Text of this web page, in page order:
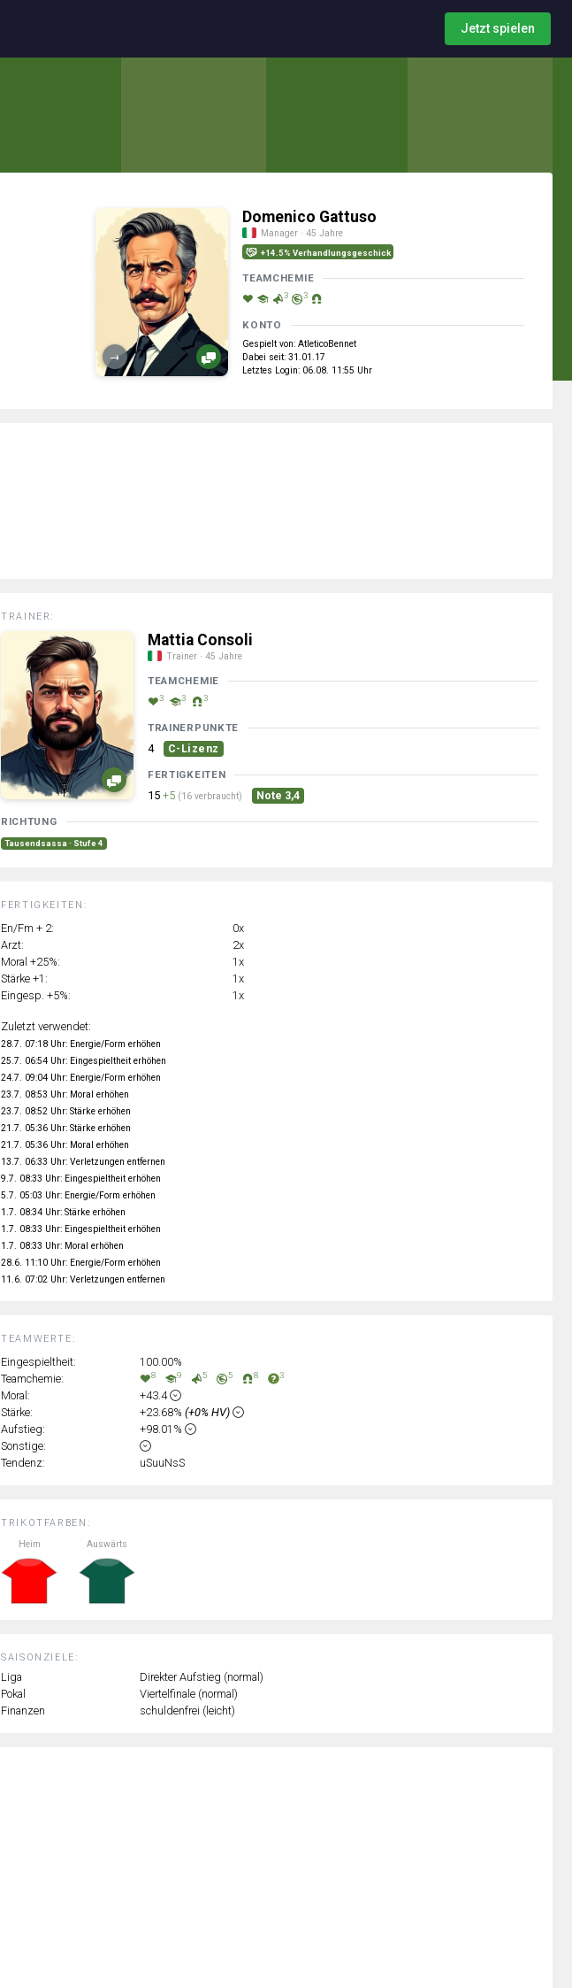
Jetzt spielen
→
Domenico Gattuso
Manager · 45 Jahre
+14.5% Verhandlungsgeschick
TEAMCHEMIE
3 3
KONTO
Gespielt von: AtleticoBennet
Dabei seit: 31.01.17
Letztes Login: 06.08. 11:55 Uhr
TRIKOTFARBEN:
Heim
Auswärts
SAISONZIELE:
Liga
Direkter Aufstieg (normal)
Pokal
Viertelfinale (normal)
Finanzen
schuldenfrei (leicht)
TEAMWERTE:
Eingespieltheit:
100.00%
Teamchemie:
8 9 5 5 8 3
Moral:
+43.4
Stärke:
+23.68% (+0% HV)
Aufstieg:
+98.01%
Sonstige:
Tendenz:
uSuuNsS
TRAINER:
Mattia Consoli
Trainer · 45 Jahre
TEAMCHEMIE
3 3 3
TRAINERPUNKTE
4 C-Lizenz
FERTIGKEITEN
15 +5 (16 verbraucht) Note 3,4
RICHTUNG
Tausendsassa · Stufe 4
FERTIGKEITEN:
En/Fm + 2:
0x
Arzt:
2x
Moral +25%:
1x
Stärke +1:
1x
Eingesp. +5%:
1x
Zuletzt verwendet:
28.7. 07:18 Uhr: Energie/Form erhöhen
25.7. 06:54 Uhr: Eingespieltheit erhöhen
24.7. 09:04 Uhr: Energie/Form erhöhen
23.7. 08:53 Uhr: Moral erhöhen
23.7. 08:52 Uhr: Stärke erhöhen
21.7. 05:36 Uhr: Stärke erhöhen
21.7. 05:36 Uhr: Moral erhöhen
13.7. 06:33 Uhr: Verletzungen entfernen
9.7. 08:33 Uhr: Eingespieltheit erhöhen
5.7. 05:03 Uhr: Energie/Form erhöhen
1.7. 08:34 Uhr: Stärke erhöhen
1.7. 08:33 Uhr: Eingespieltheit erhöhen
1.7. 08:33 Uhr: Moral erhöhen
28.6. 11:10 Uhr: Energie/Form erhöhen
11.6. 07:02 Uhr: Verletzungen entfernen